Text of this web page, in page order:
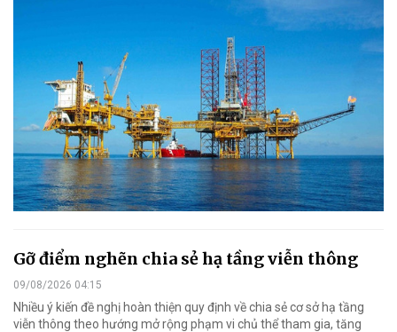
Gỡ điểm nghẽn chia sẻ hạ tầng viễn thông
09/08/2026 04:15
Nhiều ý kiến đề nghị hoàn thiện quy định về chia sẻ cơ sở hạ tầng
viễn thông theo hướng mở rộng phạm vi chủ thể tham gia, tăng